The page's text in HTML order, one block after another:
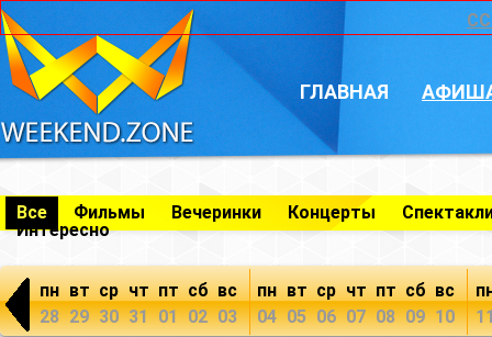
ГЛАВНАЯ
Все Фильмы Вечеринки Концерты
Интересно
пн
28
вт
29
ср
30
чт
31
пт
01
сб
02
вс
03
пн
04
вт
05
ср
06
чт
07
пт
08
сб
09
вс
10